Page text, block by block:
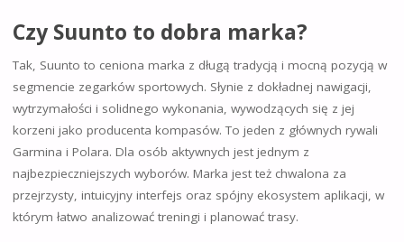
Czy Suunto to dobra marka?
Tak, Suunto to ceniona marka z długą tradycją i mocną pozycją w
segmencie zegarków sportowych. Słynie z dokładnej nawigacji,
wytrzymałości i solidnego wykonania, wywodzących się z jej
korzeni jako producenta kompasów. To jeden z głównych rywali
Garmina i Polara. Dla osób aktywnych jest jednym z
najbezpieczniejszych wyborów. Marka jest też chwalona za
przejrzysty, intuicyjny interfejs oraz spójny ekosystem aplikacji, w
którym łatwo analizować treningi i planować trasy.